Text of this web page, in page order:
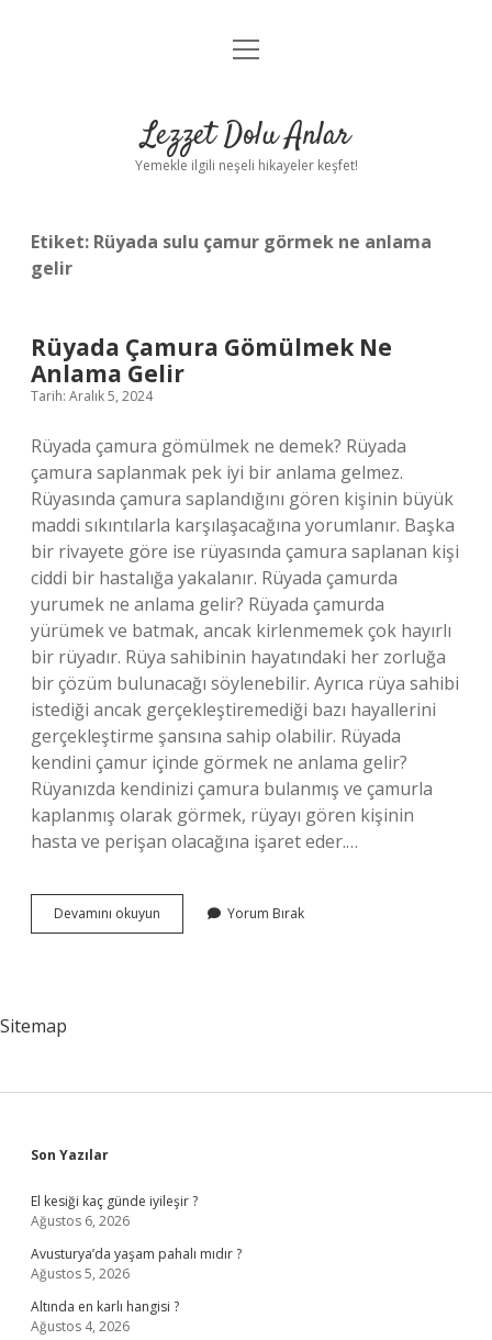
Anasayfa
Yasal Uyarı
menüyü
Lezzet Dolu Anlar
Yemekle ilgili neşeli hikayeler keşfet!
Etiket: Rüyada sulu çamur görmek ne anlama
gelir
Rüyada Çamura Gömülmek Ne
Anlama Gelir
Tarih: Aralık 5, 2024
Rüyada çamura gömülmek ne demek? Rüyada
çamura saplanmak pek iyi bir anlama gelmez.
Rüyasında çamura saplandığını gören kişinin büyük
maddi sıkıntılarla karşılaşacağına yorumlanır. Başka
bir rivayete göre ise rüyasında çamura saplanan kişi
ciddi bir hastalığa yakalanır. Rüyada çamurda
yurumek ne anlama gelir? Rüyada çamurda
yürümek ve batmak, ancak kirlenmemek çok hayırlı
bir rüyadır. Rüya sahibinin hayatındaki her zorluğa
bir çözüm bulunacağı söylenebilir. Ayrıca rüya sahibi
istediği ancak gerçekleştiremediği bazı hayallerini
gerçekleştirme şansına sahip olabilir. Rüyada
kendini çamur içinde görmek ne anlama gelir?
Rüyanızda kendinizi çamura bulanmış ve çamurla
kaplanmış olarak görmek, rüyayı gören kişinin
hasta ve perişan olacağına işaret eder.…
Devamını okuyun
Çamura
Yorum Bırak
Sitemap
Sidebar
Son Yazılar
El kesiği kaç günde iyileşir ?
Ağustos 6, 2026
Avusturya’da yaşam pahalı mıdır ?
Ağustos 5, 2026
Altında en karlı hangisi ?
Ağustos 4, 2026